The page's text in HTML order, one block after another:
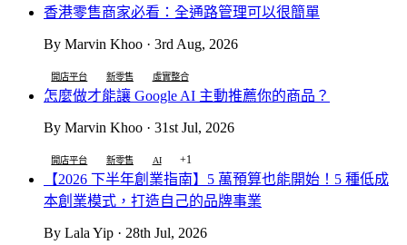
香港零售商家必看：全通路管理可以很簡單
By Marvin Khoo · 3rd Aug, 2026
開店平台 新零售 虛實整合
怎麼做才能讓 Google AI 主動推薦你的商品？
By Marvin Khoo · 31st Jul, 2026
開店平台 新零售 AI +1
【2026 下半年創業指南】5 萬預算也能開始！5 種低成
本創業模式，打造自己的品牌事業
By Lala Yip · 28th Jul, 2026